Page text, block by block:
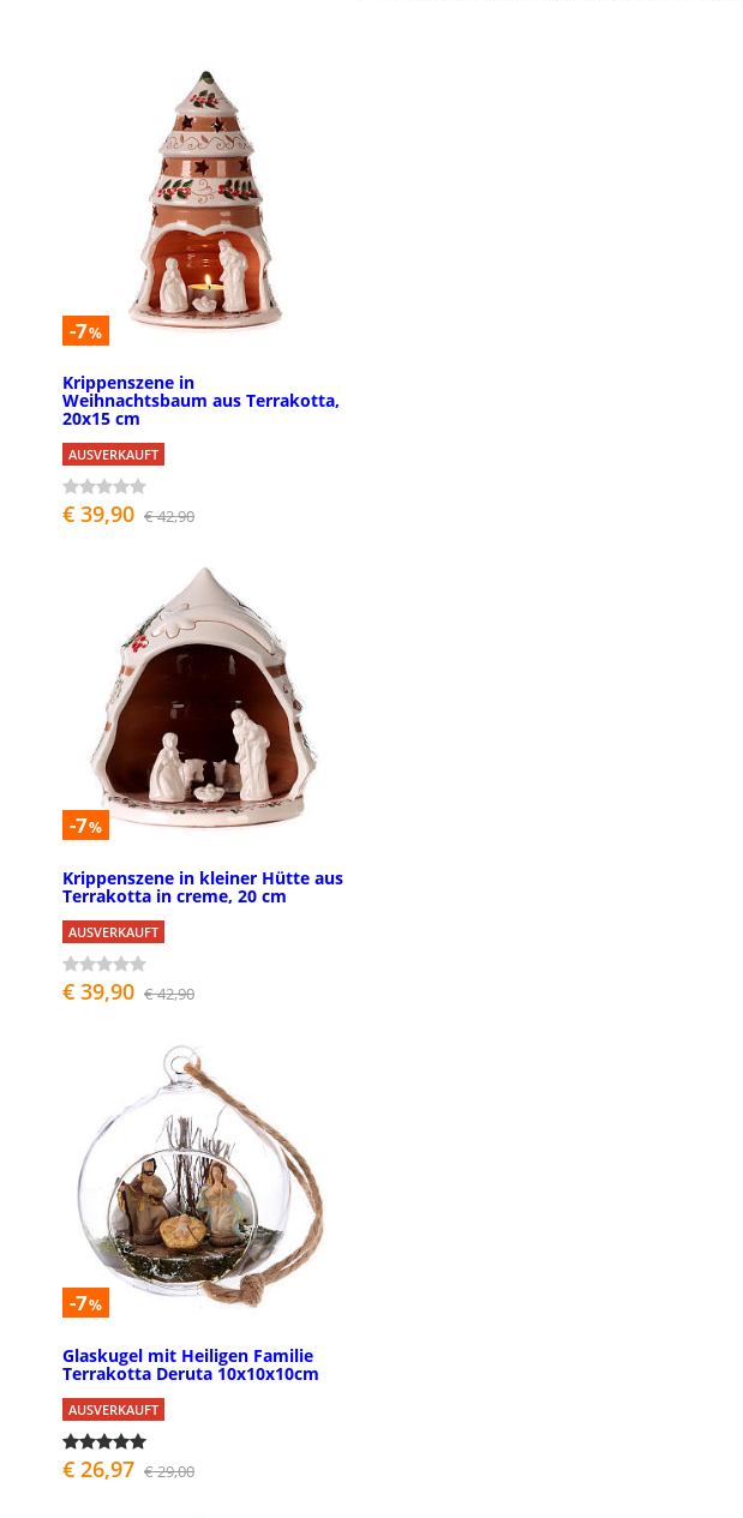
-7%
Krippenszene in
Weihnachtsbaum aus Terrakotta,
20x15 cm
AUSVERKAUFT
€ 39,90 € 42,90
-7%
Krippenszene in kleiner Hütte aus
Terrakotta in creme, 20 cm
AUSVERKAUFT
€ 39,90 € 42,90
-7%
Glaskugel mit Heiligen Familie
Terrakotta Deruta 10x10x10cm
AUSVERKAUFT
€ 26,97 € 29,00